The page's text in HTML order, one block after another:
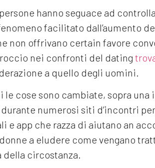
hanno seguace ad
facilitato dall’aumento
non offrivano certain favore
nei confronti del dating
a quello degli uomini.
cose sono cambiate, sopra una
numerosi siti d’incontri
e app che razza di aiutano an
a eludere come vengano
circostanza.